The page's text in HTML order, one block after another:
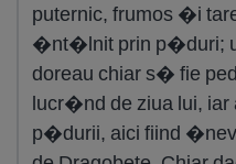
puternic, frumos �i
�nt�lnit prin p�duri;
doreau chiar s� fie
lucr�nd de ziua lui,
p�durii, aici fiind